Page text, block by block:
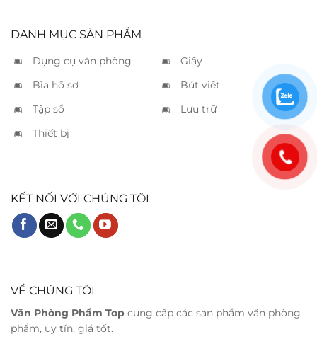
DANH MỤC SẢN PHẨM
Dụng cụ văn phòng
Giấy
Bìa hồ sơ
Bút viết
Tập sổ
Lưu trữ
Thiết bị
KẾT NỐI VỚI CHÚNG TÔI
VỀ CHÚNG TÔI
Văn Phòng Phẩm Top cung cấp các sản phẩm văn phòng
phẩm, uy tín, giá tốt.